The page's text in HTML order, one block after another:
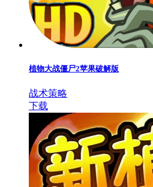
植物大战僵尸2苹果破解版
战术策略
下载